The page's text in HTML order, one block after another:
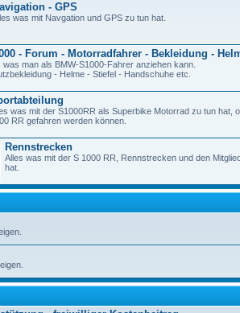
- GPS
was mit Navgation und GPS zu tun hat.
- Forum - Motorradfahrer - Bekleidung -
was man als BMW-S1000-Fahrer anziehen kann.
- Helme - Stiefel - Handschuhe etc.
was mit der S1000RR als Superbike Motorrad zu tun hat,
RR gefahren werden können.
Rennstrecken
Alles was mit der S 1000 RR, Rennstrecken und den
hat.